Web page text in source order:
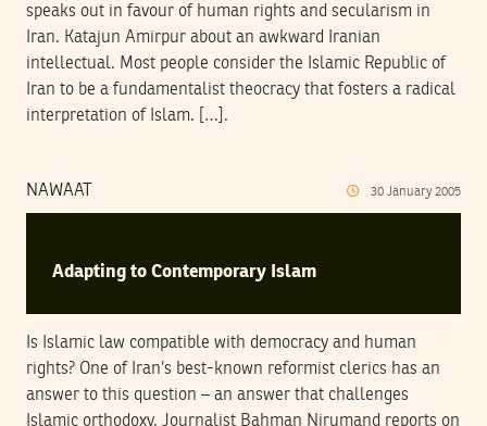
speaks out in favour of human rights and secularism in
Iran. Katajun Amirpur about an awkward Iranian
intellectual. Most people consider the Islamic Republic of
Iran to be a fundamentalist theocracy that fosters a radical
interpretation of Islam. […].
NAWAAT 30 January 2005
Adapting to Contemporary Islam
Is Islamic law compatible with democracy and human
rights? One of Iran’s best-known reformist clerics has an
answer to this question – an answer that challenges
Islamic orthodoxy. Journalist Bahman Nirumand reports on